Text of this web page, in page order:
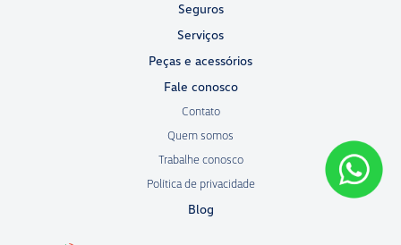
Seguros
Serviços
Peças e acessórios
Fale conosco
Contato
Quem somos
Trabalhe conosco
Política de privacidade
Blog